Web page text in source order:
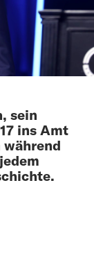
sein
ins Amt
während